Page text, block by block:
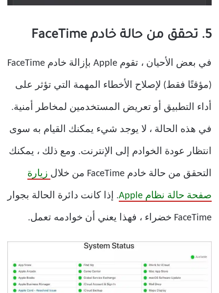
5. تحقق من حالة خادم FaceTime
في بعض الأحيان ، تقوم Apple بإزالة خادم FaceTime
(مؤقتًا فقط) لإصلاح الأخطاء المهمة التي تؤثر على
أداء التطبيق أو تعريض المستخدمين لمخاطر أمنية.
في هذه الحالة ، لا يوجد شيء يمكنك القيام به سوى
انتظار عودة الخوادم إلى الإنترنت. ومع ذلك ، يمكنك
التحقق من حالة خادم FaceTime من خلال زيارة
صفحة حالة نظام Apple . إذا كانت دائرة الحالة بجوار
FaceTime خضراء ، فهذا يعني أن خوادمه تعمل.